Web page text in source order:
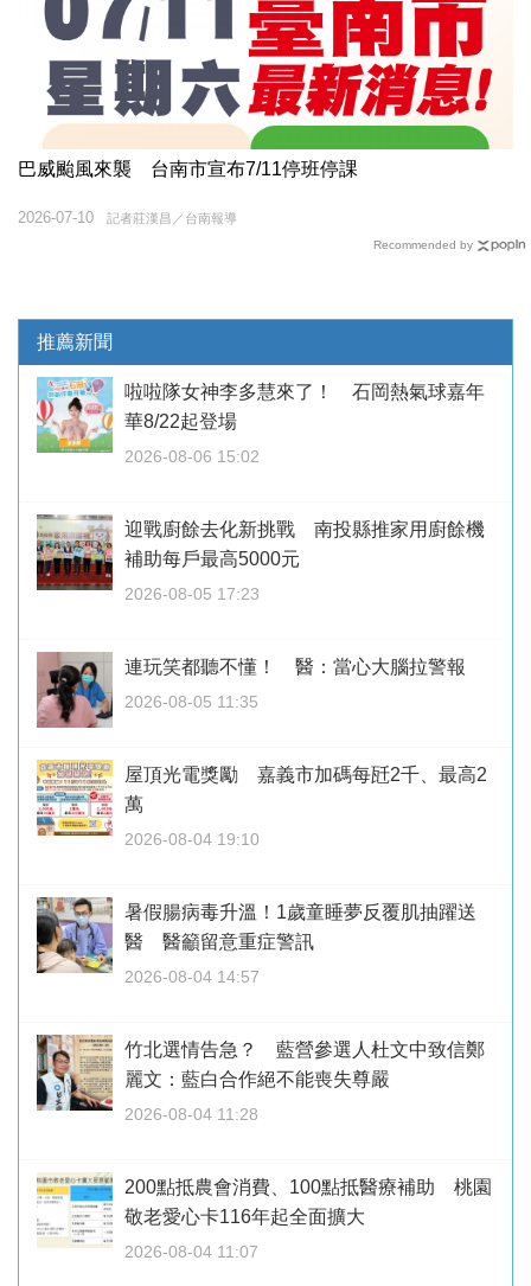
巴威颱風來襲 台南市宣布7/11停班停課
記者莊漢昌／台南報導
2026-07-10
Recommended by
推薦新聞
啦啦隊女神李多慧來了！ 石岡熱氣球嘉年
華8/22起登場
2026-08-06 15:02
迎戰廚餘去化新挑戰 南投縣推家用廚餘機
補助每戶最高5000元
2026-08-05 17:23
連玩笑都聽不懂！ 醫：當心大腦拉警報
2026-08-05 11:35
屋頂光電獎勵 嘉義市加碼每瓩2千、最高2
萬
2026-08-04 19:10
暑假腸病毒升溫！1歲童睡夢反覆肌抽躍送
醫 醫籲留意重症警訊
2026-08-04 14:57
竹北選情告急？ 藍營參選人杜文中致信鄭
麗文：藍白合作絕不能喪失尊嚴
2026-08-04 11:28
200點抵農會消費、100點抵醫療補助 桃園
敬老愛心卡116年起全面擴大
2026-08-04 11:07